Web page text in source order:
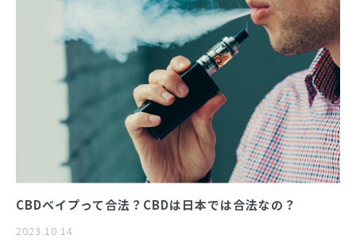
CBDベイプって合法？CBDは日本では合法なの？
2023.10.14